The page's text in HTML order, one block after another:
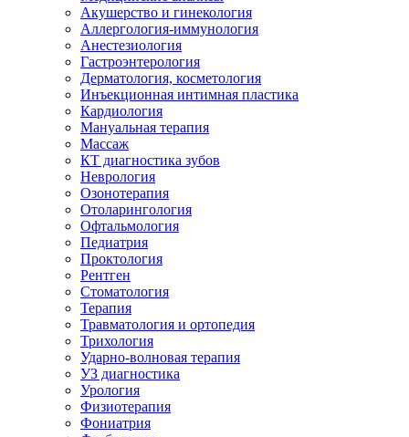
Акушерство и гинекология
Аллергология-иммунология
Анестезиология
Гастроэнтерология
Дерматология, косметология
Инъекционная интимная пластика
Кардиология
Мануальная терапия
Массаж
КТ диагностика зубов
Неврология
Озонотерапия
Отоларингология
Офтальмология
Педиатрия
Проктология
Рентген
Стоматология
Терапия
Травматология и ортопедия
Трихология
Ударно-волновая терапия
УЗ диагностика
Урология
Физиотерапия
Фониатрия